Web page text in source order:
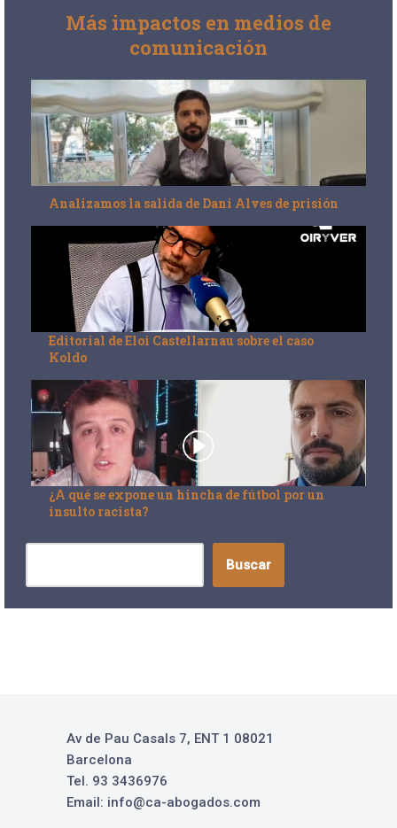
Más impactos en medios de
comunicación
Analizamos la salida de Dani Alves de prisión
Editorial de Eloi Castellarnau sobre el caso
Koldo
¿A qué se expone un hincha de fútbol por un
insulto racista?
Buscar
Av de Pau Casals 7, ENT 1 08021
Barcelona
Tel. 93 3436976
Email: info@ca-abogados.com